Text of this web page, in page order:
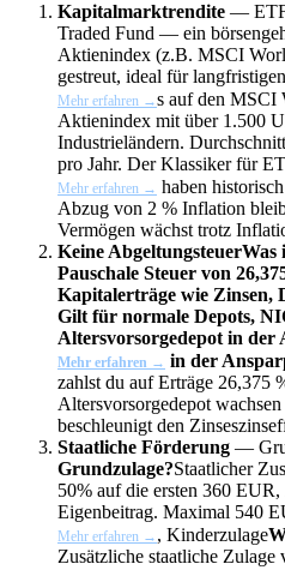
Kapitalmarktrendite —
Traded Fund — ein
Aktienindex (z.B. MSCI
gestreut, ideal für
Mehr erfahren →s auf den MSCI
Aktienindex mit über 1.500
Industrieländern.
pro Jahr. Der Klassiker für
Mehr erfahren → haben
Abzug von 2 % Inflation
Vermögen wächst trotz
Keine AbgeltungsteuerWas
Pauschale Steuer von
Kapitalerträge wie Zinsen,
Gilt für normale Depots,
Altersvorsorgedepot in der
Mehr erfahren → in der
zahlst du auf Erträge 26,375
Altersvorsorgedepot
beschleunigt den
Staatliche Förderung —
Grundzulage?Staatlicher
50% auf die ersten 360
Eigenbeitrag. Maximal 540
Mehr erfahren → , Kinderzulage
Zusätzliche staatliche